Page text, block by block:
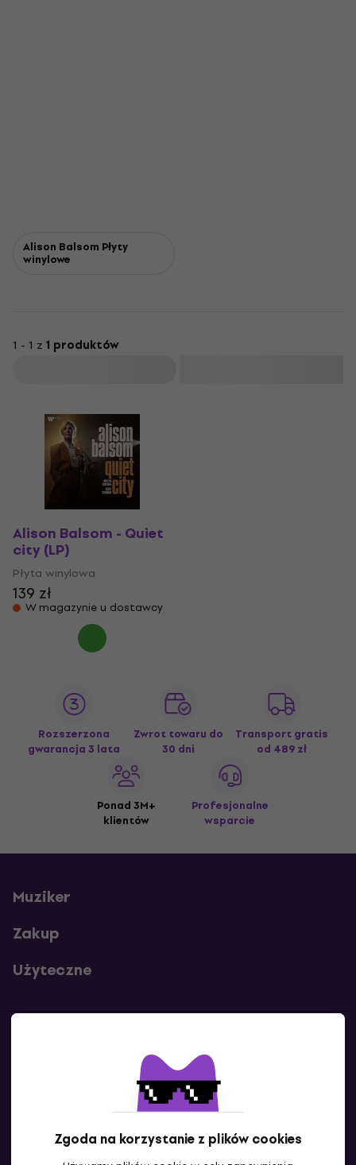
Zgoda na korzystanie z plików cookies
Alison Balsom Płyty
winylowe
1 - 1 z 1 produktów
Alison Balsom - Quiet
city (LP)
Płyta winylowa
139 zł
W magazynie u dostawcy
Rozszerzona
gwarancja 3 lata
Zwrot towaru do
30 dni
Transport gratis
od 489 zł
Ponad 3M+
klientów
Profesjonalne
wsparcie
Muziker
Zakup
Użyteczne
Skontaktuj się z nami